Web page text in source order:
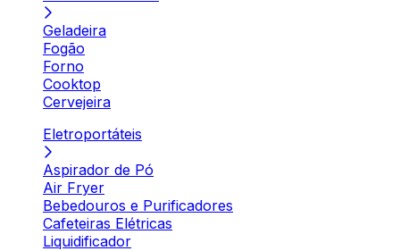
Geladeira
Fogão
Forno
Cooktop
Cervejeira
Eletroportáteis
Aspirador de Pó
Air Fryer
Bebedouros e Purificadores
Cafeteiras Elétricas
Liquidificador